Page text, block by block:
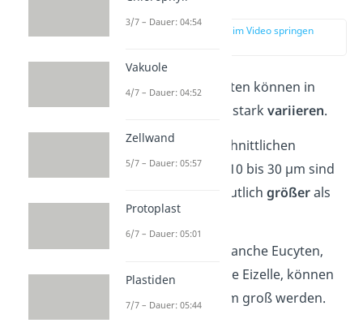
zur Stelle im Video springen
Procyten und Eucyten können in
ihrer Größe relativ starkvariieren.
Mit einem durchschnittlichen
Durchmesser von 10 bis 30 µm sind
jedoch deutlichgrößerals
Procyten(1-2 µm).
Manche Eucyten,
wie zum Beispiel die Eizelle, können
sogar bis zu 100 µm groß werden.
3/7 – Dauer: 04:54
Vakuole
4/7 – Dauer: 04:52
Zellwand
5/7 – Dauer: 05:57
Protoplast
6/7 – Dauer: 05:01
Plastiden
7/7 – Dauer: 05:44